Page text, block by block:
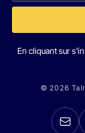
En cliquant sur
© 2026